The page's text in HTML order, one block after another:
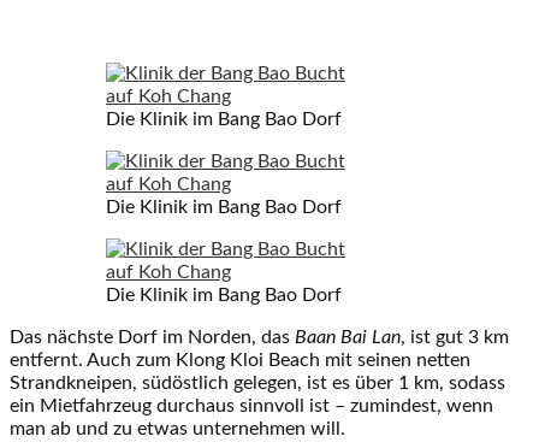
Die Klinik im Bang Bao Dorf
Die Klinik im Bang Bao Dorf
Die Klinik im Bang Bao Dorf
Das nächste Dorf im Norden, das Baan Bai Lan, ist gut 3 km
entfernt. Auch zum Klong Kloi Beach mit seinen netten
Strandkneipen, südöstlich gelegen, ist es über 1 km, sodass
ein Mietfahrzeug durchaus sinnvoll ist – zumindest, wenn
man ab und zu etwas unternehmen will.